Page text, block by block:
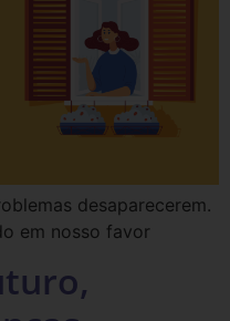
desaparecerem.
em nosso favor